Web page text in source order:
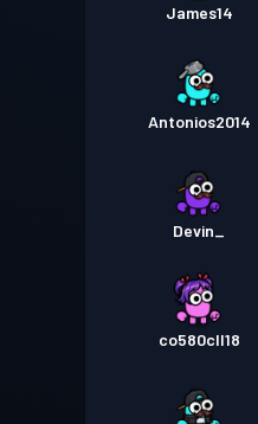
James14
Antonios2014
Devin_
co580cll18